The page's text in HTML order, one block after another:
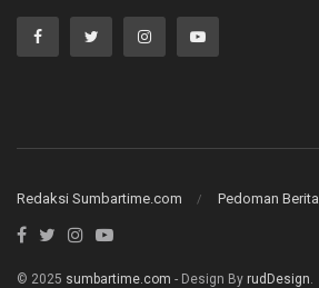
Redaksi Sumbartime.com Pedoman Berita
© 2025 sumbartime.com - Design By rudDesign.